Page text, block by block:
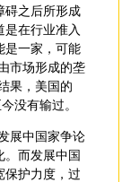
碍之后所形成
在行业准入
是一家，可能
市场形成的垄
果，美国的
没有输过。
展中国家争论
。而发展中国
保护力度，过